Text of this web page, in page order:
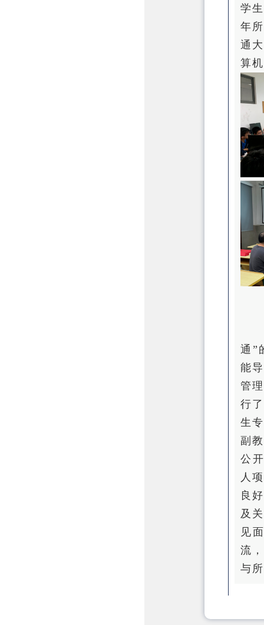
学
年
通
算
通”
能
管
行
生
副
公
人
良
及
见
流
与